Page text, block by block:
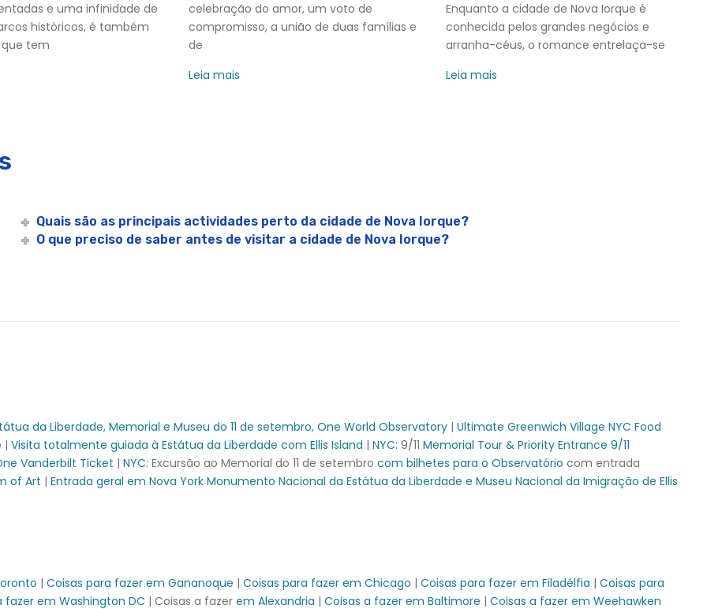
Novo em Nova Iorque | Experiências da Cidade
Cruises™
Jersey
Nova Jersey
Nova Iorque | City Cruises™
Mimosas sem fundo | Experiências da cidade
e uma infinidade de
históricos, é também
tem
celebração do amor, um voto de
compromisso, a união de duas famílias e
de
Leia mais
Enquanto a cidade de Nova Iorque é
conhecida pelos grandes negócios e
arranha-céus, o romance entrelaça-se
Leia mais
Quais são as principais actividades perto da cidade de Nova Iorque?
O que preciso de saber antes de visitar a cidade de Nova Iorque?
da Liberdade, Memorial e Museu do 11 de setembro, One World Observatory | Ultimate Greenwich Village NYC Food
| Visita totalmente guiada à Estátua da Liberdade com Ellis Island | NYC: 9/11 Memorial Tour & Priority Entrance 9/11
Vanderbilt Ticket | NYC: Excursão ao Memorial do 11 de setembro com bilhetes para o Observatório com entrada
of Art | Entrada geral em Nova York Monumento Nacional da Estátua da Liberdade e Museu Nacional da Imigração de Ellis
| Coisas para fazer em Gananoque | Coisas para fazer em Chicago | Coisas para fazer em Filadélfia | Coisas para
fazer em Washington DC | Coisas a fazer em Alexandria | Coisas a fazer em Baltimore | Coisas a fazer em Weehawken